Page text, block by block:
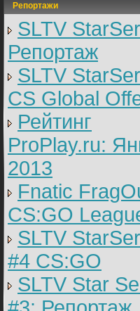
Репортажи
SLTV
Репортаж
SLTV
CS Global
Рейтинг
ProPlay.ru:
2013
Fnatic
CS:GO
SLTV
#4 CS:GO
SLTV Star